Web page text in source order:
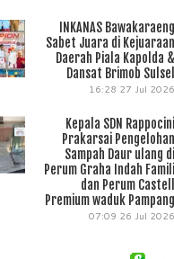
INKANAS Bawakaraeng
Sabet Juara di Kejuaraan
Daerah Piala Kapolda &
Dansat Brimob Sulsel
16:28 27 Jul 2026
Kepala SDN Rappocini
Prakarsai Pengelohan
Sampah Daur ulang di
Perum Graha Indah Famili
dan Perum Castell
Premium waduk Pampang
07:09 26 Jul 2026